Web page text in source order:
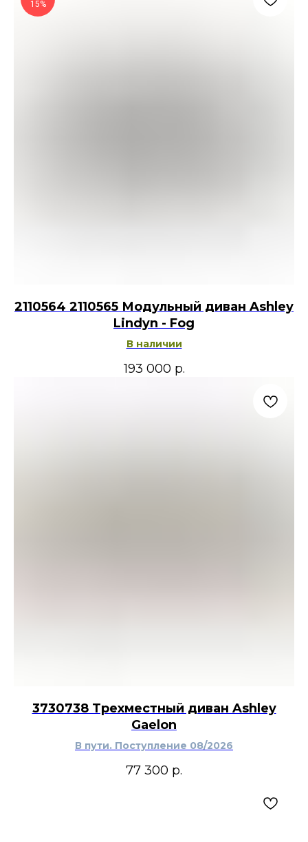
15%
2110564 2110565 Модульный диван Ashley
Lindyn - Fog
В наличии
193 000 р.
3730738 Трехместный диван Ashley
Gaelon
В пути. Поступление 08/2026
77 300 р.